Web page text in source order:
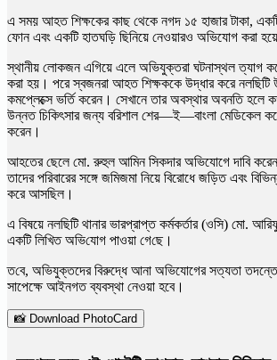
এ সময় আহত শিক্ষকের কাছ থেকে নগদ ১৫ হাজার টাকা,
ফোন এবং একটি হাতঘড়ি ছিনিয়ে নেওয়ারও অভিযোগ করা
স্থানীয় লোকজন এগিয়ে এলে অভিযুক্তরা ঘটনাস্থল ত্যাগ
করা হয়। পরে স্বজনরা আহত শিক্ষককে উদ্ধার করে নলছিটি
কমপ্লেক্সে ভর্তি করেন। সেখানে তার অবস্থার অবনতি হলে
উন্নত চিকিৎসার জন্য বরিশাল শের—ই—বাংলা মেডিকেল
করেন।
আহতের ছেলে মো. রুহুল আমিন সিকদার অভিযোগে দাবি
তাদের পরিবারের সঙ্গে জমিজমা নিয়ে বিরোধে জড়িত এবং
করে আসছিল।
এ বিষয়ে নলছিটি থানার ভারপ্রাপ্ত কর্মকর্তার (ওসি) মো.
এক‌টি লি‌খিত অ‌ভি‌যোগ পাওয়া গে‌ছে।
ত‌বে, অভিযুক্তদের বিরুদ্ধে আনা অভিযোগের সত্যতা তদন্তের
সাপেক্ষে আইনগত ব্যবস্থা নেওয়া হবে।
📸 Download PhotoCard